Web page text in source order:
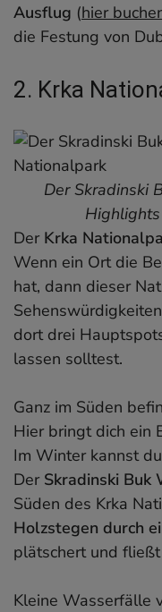
Ausflug (hier
die Festung von
2. Krka
Der Skradinski
Der Krka
Wenn ein Ort die
hat, dann dieser
dort drei
lassen solltest.
Ganz im Süden
Hier bringt dich ein
Im Winter kannst
Der Skradinski Buk
Süden des Krka
Holzstegen durch
plätschert und fließt
Kleine Wasserfälle